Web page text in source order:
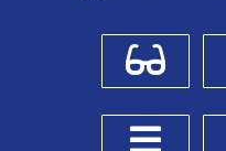
Для
Боковое